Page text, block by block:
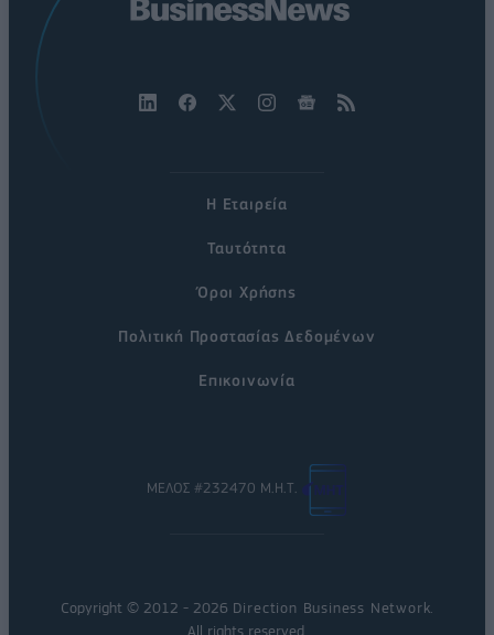
Η Εταιρεία
Ταυτότητα
Όροι Χρήσης
Πολιτική Προστασίας Δεδομένων
Επικοινωνία
ΜΕΛΟΣ #232470 Μ.Η.Τ.
Copyright © 2012 - 2026 Direction Business Network
All rights reserved.